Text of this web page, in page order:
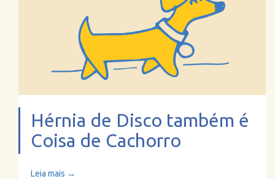
Hérnia de Disco também é
Coisa de Cachorro
Leia mais →